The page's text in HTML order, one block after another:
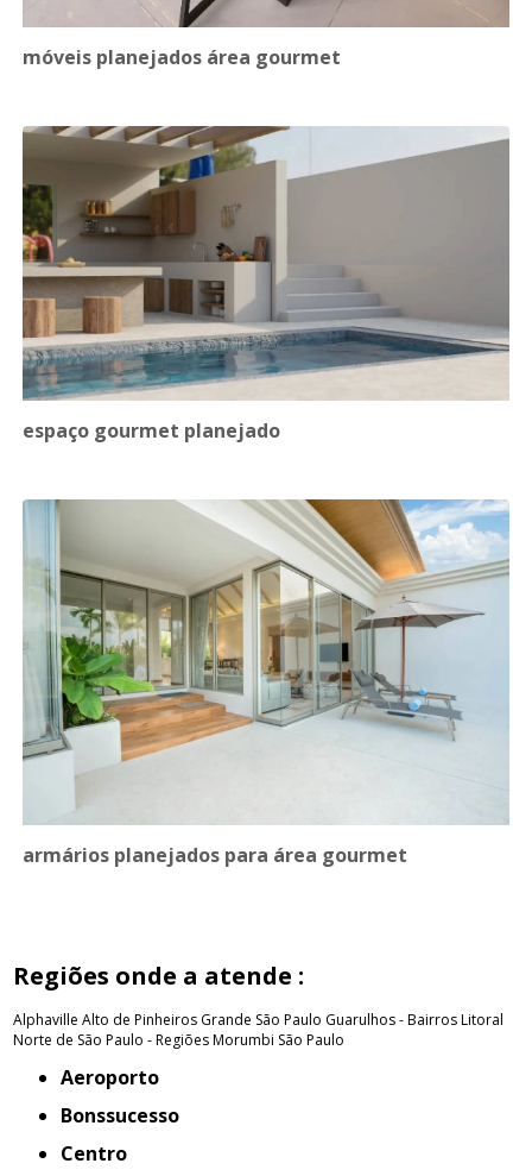
móveis planejados área gourmet
espaço gourmet planejado
armários planejados para área gourmet
Regiões onde a atende :
Alphaville Alto de Pinheiros Grande São Paulo Guarulhos - BairrosLitoral
Norte de São Paulo - RegiõesMorumbi São Paulo
Aeroporto
Bonssucesso
Centro